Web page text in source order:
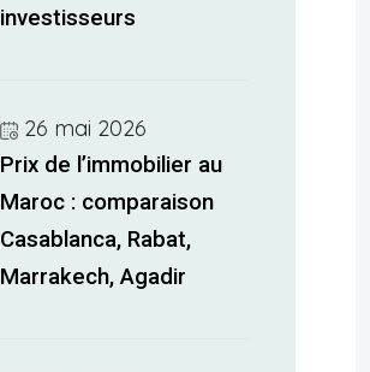
investisseurs
26 mai 2026
Prix de l’immobilier au
Maroc : comparaison
Casablanca, Rabat,
Marrakech, Agadir